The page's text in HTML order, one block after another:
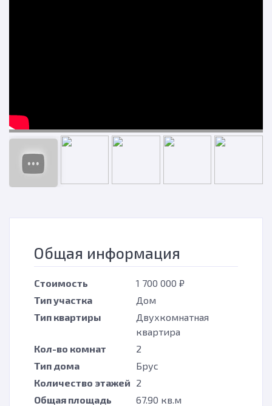
Общая информация
Стоимость
1 700 000 ₽
Тип участка
Дом
Тип квартиры
Двухкомнатная
квартира
Кол-во комнат
2
Тип дома
Брус
Количество этажей 2
Общая площадь
67.90 кв.м